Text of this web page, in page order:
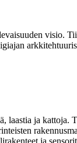
visio.
laastia ja kattoja.
ja